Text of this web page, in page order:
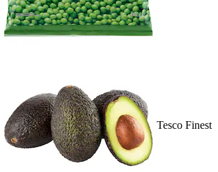
Tesco Finest